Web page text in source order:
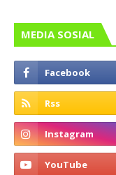
MEDIA SOSIAL